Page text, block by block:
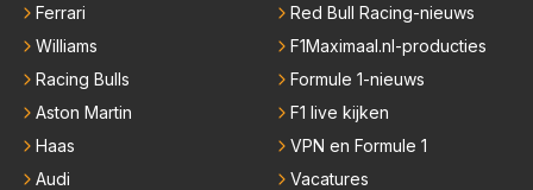
Ferrari
Williams
Racing Bulls
Aston Martin
Haas
Audi
Red Bull Racing-nieuws
F1Maximaal.nl-producties
Formule 1-nieuws
F1 live kijken
VPN en Formule 1
Vacatures